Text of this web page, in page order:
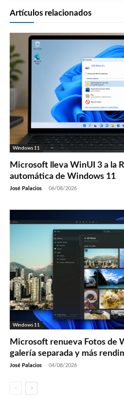
Artículos relacionados
Windows 11
Microsoft lleva WinUI 3 a la
automática de Windows 11
José Palacios - 06/08/2026
Windows 11
Microsoft renueva Fotos de
galería separada y más
José Palacios - 04/08/2026